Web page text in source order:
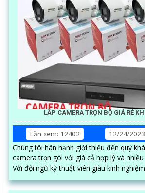
LẮP CAMERA TRỌN BỘ GIÁ RẺ
Lần xem: 12402
12/24/
Chúng tôi hân hạnh giới thiệu đến quý
camera trọn gói với giá cả hợp lý và
Với đội ngũ kỹ thuật viên giàu kinh